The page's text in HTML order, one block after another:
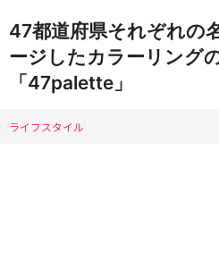
47都道府県それぞれの
ージしたカラーリング
「47palette」
ライフスタイル